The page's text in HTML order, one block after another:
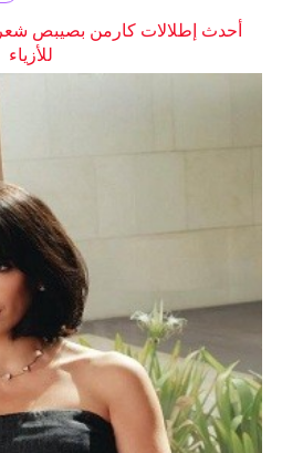
أحدث إطلالات كارمن بصيبص
للأزياء